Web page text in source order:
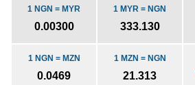
1 MYR = NGN
333.130
1 NGN = MYR
0.00300
1 MZN = NGN
21.313
1 NGN = MZN
0.0469